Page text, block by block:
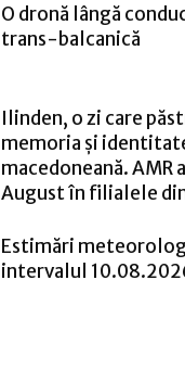
O dronă lângă
trans-balcanică
Ilinden, o zi care
memoria și
macedoneană. AMR
August în filialele
Estimări
intervalul